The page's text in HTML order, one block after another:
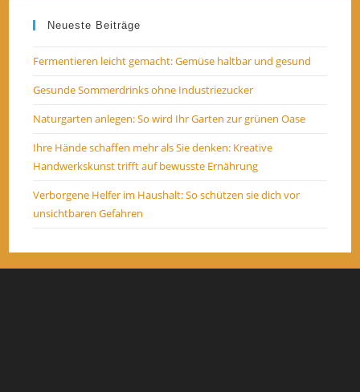
Neueste Beiträge
Fermentieren leicht gemacht: Gemüse haltbar und gesund
Gesunde Sommerdrinks ohne Industriezucker
Naturgarten anlegen: So wird Ihr Garten zur grünen Oase
Ihre Hände schaffen mehr als Sie denken: Kreative
Handwerkskunst trifft auf bewusste Ernährung
Verborgene Helfer im Haushalt: So schützen sie dich vor
unsichtbaren Gefahren